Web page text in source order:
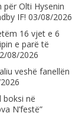
për Olti Hysenin
IF! 03/08/2026
16 vjet e 6
e parë të
08/2026
veshë fanellën
boksi në
N’festë”